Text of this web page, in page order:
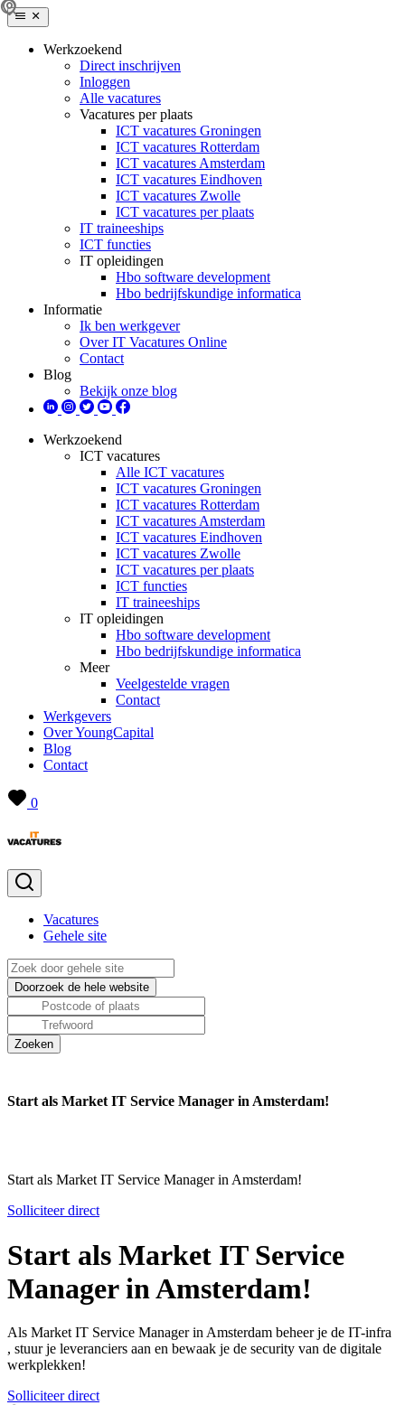
Werkzoekend
Direct inschrijven
Inloggen
Alle vacatures
Vacatures per plaats
ICT vacatures Groningen
ICT vacatures Rotterdam
ICT vacatures Amsterdam
ICT vacatures Eindhoven
ICT vacatures Zwolle
ICT vacatures per plaats
IT traineeships
ICT functies
IT opleidingen
Hbo software development
Hbo bedrijfskundige informatica
Informatie
Ik ben werkgever
Over IT Vacatures Online
Contact
Blog
Bekijk onze blog
Werkzoekend
ICT vacatures
Alle ICT vacatures
ICT vacatures Groningen
ICT vacatures Rotterdam
ICT vacatures Amsterdam
ICT vacatures Eindhoven
ICT vacatures Zwolle
ICT vacatures per plaats
ICT functies
IT traineeships
IT opleidingen
Hbo software development
Hbo bedrijfskundige informatica
Meer
Veelgestelde vragen
Contact
Werkgevers
Over YoungCapital
Blog
Contact
0
Vacatures
Gehele site
Start als Market IT Service Manager in Amsterdam!
Start als Market IT Service Manager in Amsterdam!
Solliciteer direct
Start als Market IT Service
Manager in Amsterdam!
Als Market IT Service Manager in Amsterdam beheer je de IT-infra
, stuur je leveranciers aan en bewaak je de security van de digitale
werkplekken!
Solliciteer direct